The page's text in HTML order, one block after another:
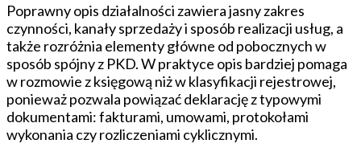
Poprawny opis działalności zawiera jasny zakres
czynności, kanały sprzedaży i sposób realizacji usług, a
także rozróżnia elementy główne od pobocznych w
sposób spójny z PKD. W praktyce opis bardziej pomaga
w rozmowie z księgową niż w klasyfikacji rejestrowej,
ponieważ pozwala powiązać deklarację z typowymi
dokumentami: fakturami, umowami, protokołami
wykonania czy rozliczeniami cyklicznymi.